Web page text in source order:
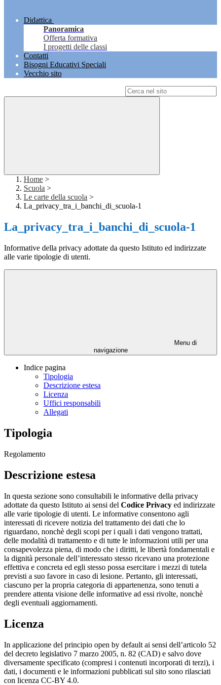
Didattica
Panoramica
Offerta formativa
I progetti delle classi
Contatti
Bisogni Educativi Speciali
Vecchio sito
Home >
Scuola >
Le carte della scuola >
La_privacy_tra_i_banchi_di_scuola-1
La_privacy_tra_i_banchi_di_scuola-1
Informative della privacy adottate da questo Istituto ed indirizzate
alle varie tipologie di utenti.
Menu di
navigazione
Indice pagina
Tipologia
Descrizione estesa
Licenza
Uffici responsabili
Allegati
Tipologia
Regolamento
Descrizione estesa
In questa sezione sono consultabili le informative della privacy
adottate da questo Istituto ai sensi del Codice Privacy ed indirizzate
alle varie tipologie di utenti. Le informative consentono agli
interessati di ricevere notizia del trattamento dei dati che lo
riguardano, nonchè degli scopi per i quali i dati vengono trattati,
delle modalità di trattamento e di tutte le informazioni utili per una
consapevolezza piena, di modo che i diritti, le libertà fondamentali e
la dignità personale dell’interessato stesso ricevano una protezione
effettiva e concreta ed egli stesso possa esercitare i mezzi di tutela
previsti a suo favore in caso di lesione. Pertanto, gli interessati,
ciascuno per la propria categoria di appartenenza, sono tenuti a
prendere attenta visione delle informative ad essi rivolte, nonchè
degli eventuali aggiornamenti.
Licenza
In applicazione del principio open by default ai sensi dell’articolo 52
del decreto legislativo 7 marzo 2005, n. 82 (CAD) e salvo dove
diversamente specificato (compresi i contenuti incorporati di terzi), i
dati, i documenti e le informazioni pubblicati sul sito sono rilasciati
con licenza CC-BY 4.0.